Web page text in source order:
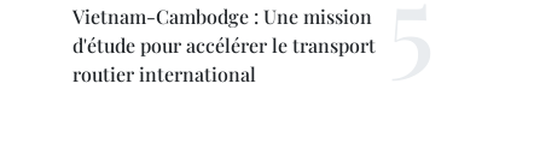
Vietnam-Cambodge : Une mission
d'étude pour accélérer le transport
routier international